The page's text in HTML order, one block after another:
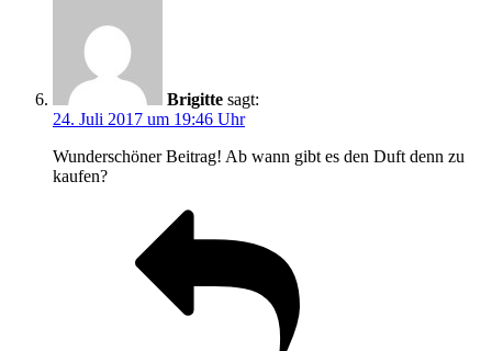
Brigitte sagt:
24. Juli 2017 um 19:46 Uhr
Wunderschöner Beitrag! Ab wann gibt es den Duft denn zu
kaufen?